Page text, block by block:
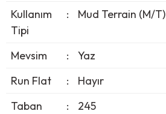
Kullanım
Tipi
: Mud Terrain (M/T)
Mevsim :
Yaz
Run Flat
:
Hayır
Taban
: 245